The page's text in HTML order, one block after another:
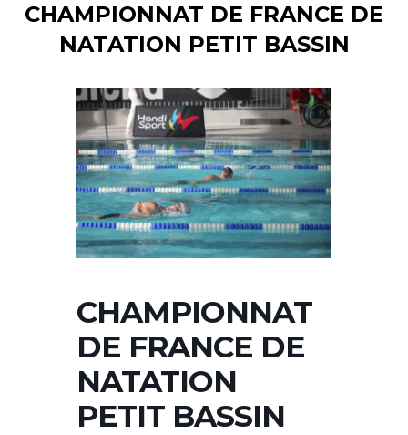
CHAMPIONNAT DE FRANCE DE
NATATION PETIT BASSIN
CHAMPIONNAT
DE FRANCE DE
NATATION
PETIT BASSIN